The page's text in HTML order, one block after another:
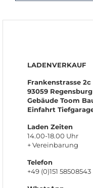
LADENVERKAUF
Frankenstrasse 2c
93059 Regensburg
Gebäude Toom
Einfahrt
Laden Zeiten
14.00-18.00 Uhr
+ Vereinbarung
Telefon
+49 (0)151 58508543